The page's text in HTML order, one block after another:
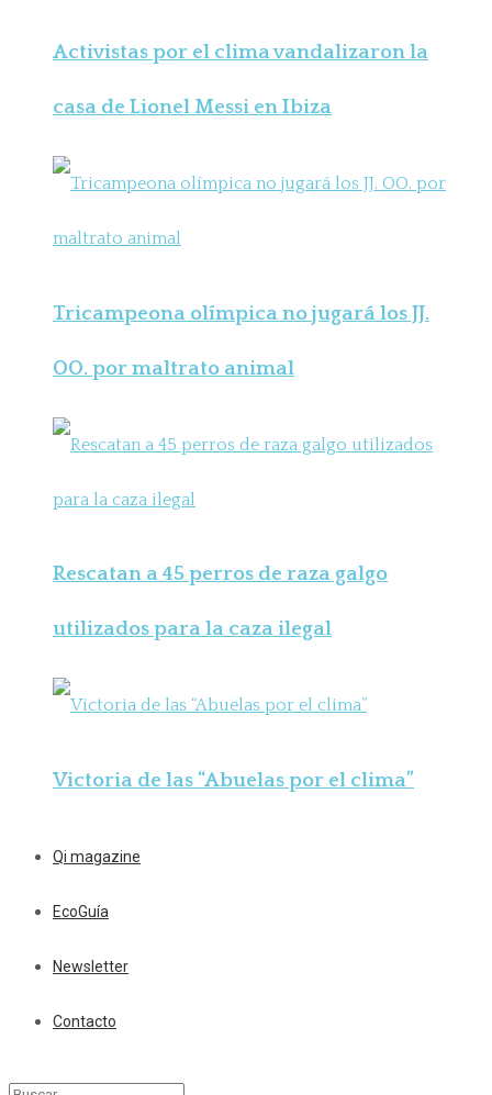
Activistas por el clima vandalizaron la
casa de Lionel Messi en Ibiza
Tricampeona olímpica no jugará los JJ.
OO. por maltrato animal
Rescatan a 45 perros de raza galgo
utilizados para la caza ilegal
Victoria de las “Abuelas por el clima”
Qi magazine
EcoGuía
Newsletter
Contacto